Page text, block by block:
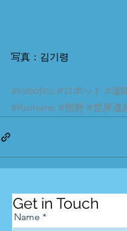
写真：김기령
#robotics #ロボット #遠
#Kumano #熊野 #世界遺
Get in Touch
Name